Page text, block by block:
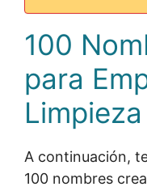
100
para
A continuación,
100 nombres